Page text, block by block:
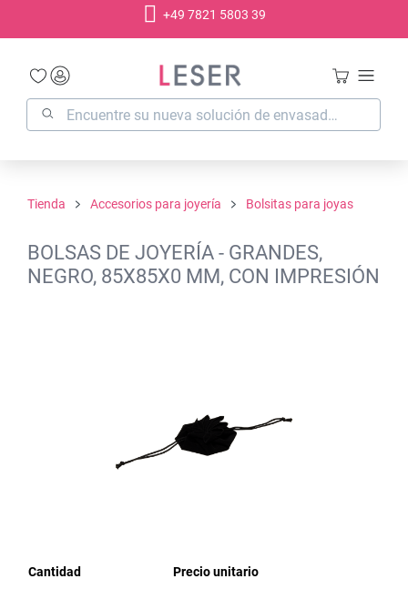
+49 7821 5803 39
Tienda Accesorios para joyería Bolsitas para joyas
BOLSAS DE JOYERÍA - GRANDES,
NEGRO, 85X85X0 MM, CON IMPRESIÓN
Cantidad Precio unitario